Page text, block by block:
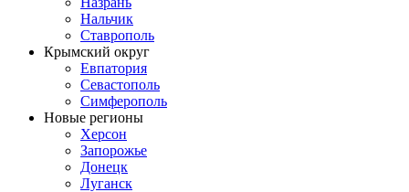
Нальчик
Ставрополь
Крымский округ
Евпатория
Севастополь
Симферополь
Новые регионы
Херсон
Запорожье
Донецк
Луганск